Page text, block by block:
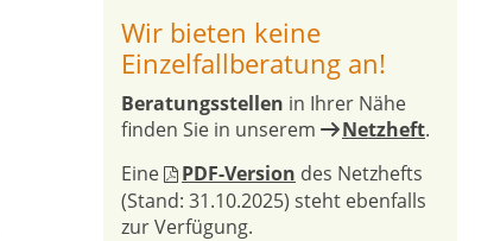
Wir bieten keine
Einzelfallberatung an!
Beratungsstellen in Ihrer Nähe
finden Sie in unserem
Netzheft.
Eine
PDF-Version des Netzhefts
(Stand: 31.10.2025) steht ebenfalls
zur Verfügung.